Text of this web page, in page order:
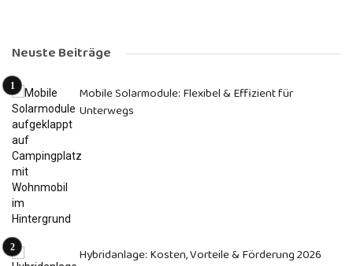
Neuste Beiträge
Mobile Solarmodule: Flexibel & Effizient für
Unterwegs
Hybridanlage: Kosten, Vorteile & Förderung 2026